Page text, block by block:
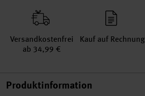
Versand­kosten­frei
ab 34,99 €
Kauf auf Rechnung
Produktinformation